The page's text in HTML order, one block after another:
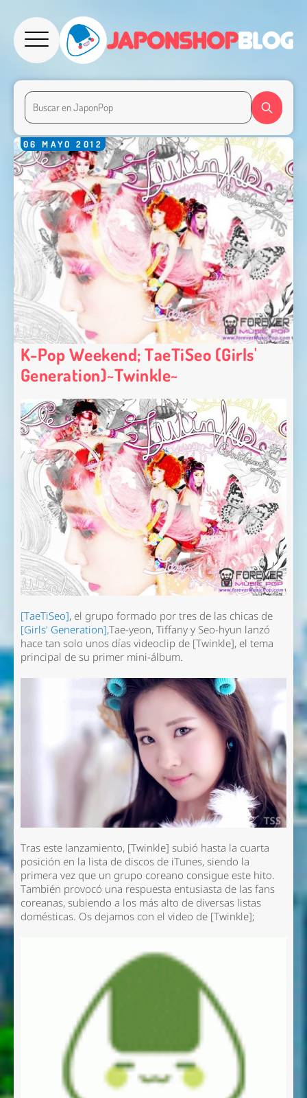
06 MAYO 2012
K-Pop Weekend; TaeTiSeo (Girls'
Generation)~Twinkle~
[TaeTiSeo], el grupo formado por tres de las chicas de
[Girls' Generation],Tae-yeon, Tiffany y Seo-hyun lanzó
hace tan solo unos días videoclip de [Twinkle], el tema
principal de su primer mini-álbum.
Tras este lanzamiento, [Twinkle] subió hasta la cuarta
posición en la lista de discos de iTunes, siendo la
primera vez que un grupo coreano consigue este hito.
También provocó una respuesta entusiasta de las fans
coreanas, subiendo a los más alto de diversas listas
domésticas. Os dejamos con el video de [Twinkle];